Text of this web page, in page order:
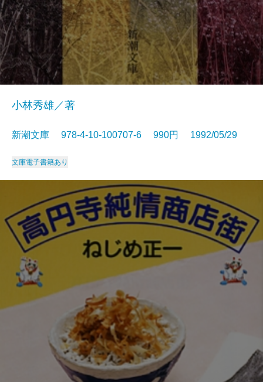
小林秀雄／著
新潮文庫 978-4-10-100707-6 990円 1992/05/29
文庫電子書籍あり